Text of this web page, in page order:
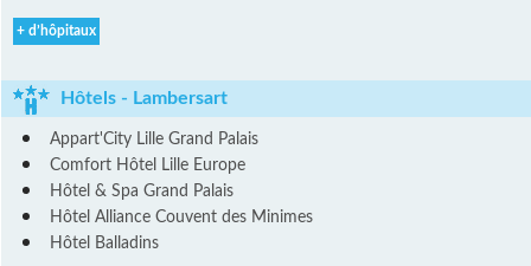
+ d’hôpitaux
Hôtels - Lambersart
Appart'City Lille Grand Palais
Comfort Hôtel Lille Europe
Hôtel & Spa Grand Palais
Hôtel Alliance Couvent des Minimes
Hôtel Balladins